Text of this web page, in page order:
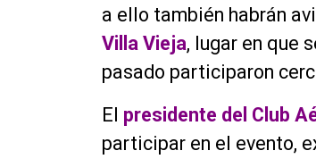
a ello también habrán
Villa Vieja, lugar en que
pasado participaron
El presidente del Club
participar en el evento,